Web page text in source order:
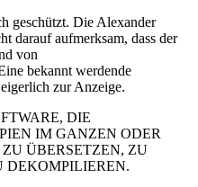
geschützt. Die Alexander
darauf aufmerksam, dass der
von
bekannt werdende
zur Anzeige.
DIE
IM GANZEN ODER
ÜBERSETZEN, ZU
DEKOMPILIEREN.